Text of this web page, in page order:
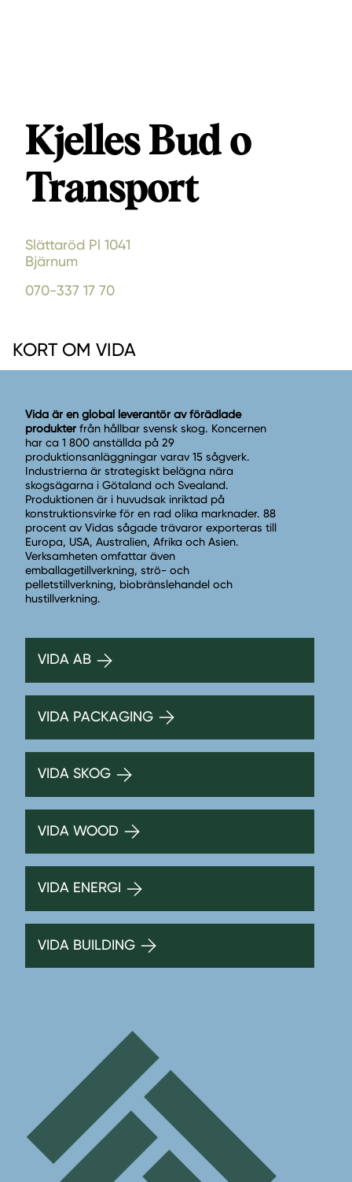
Kjelles Bud o
Transport
Slättaröd Pl 1041
Bjärnum
070-337 17 70
KORT OM VIDA
Vida är en global leverantör av förädlade
produkter från hållbar svensk skog. Koncernen
har ca 1 800 anställda på 29
produktionsanläggningar varav 15 sågverk.
Industrierna är strategiskt belägna nära
skogsägarna i Götaland och Svealand.
Produktionen är i huvudsak inriktad på
konstruktionsvirke för en rad olika marknader. 88
procent av Vidas sågade trävaror exporteras till
Europa, USA, Australien, Afrika och Asien.
Verksamheten omfattar även
emballagetillverkning, strö- och
pelletstillverkning, biobränslehandel och
hustillverkning.
VIDA AB
VIDA PACKAGING
VIDA SKOG
VIDA WOOD
VIDA ENERGI
VIDA BUILDING